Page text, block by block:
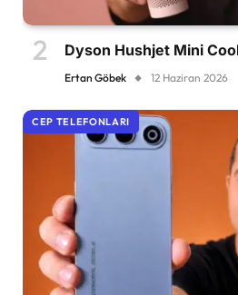
Dyson Hushjet Mini Cool
Ertan Göbek 12 Haziran 2026
CEP TELEFONLARI